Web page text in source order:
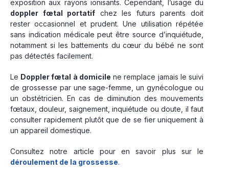
exposition aux rayons ionisants. Cependant, l’usage du
doppler fœtal portatif chez les futurs parents doit
rester occasionnel et prudent. Une utilisation répétée
sans indication médicale peut être source d’inquiétude,
notamment si les battements du cœur du bébé ne sont
pas détectés facilement.
Le Doppler fœtal à domicile ne remplace jamais le suivi
de grossesse par une sage-femme, un gynécologue ou
un obstétricien. En cas de diminution des mouvements
fœtaux, douleur, saignement, inquiétude ou doute, il faut
consulter rapidement plutôt que de se fier uniquement à
un appareil domestique.
Consultez notre article pour en savoir plus sur le
déroulement de la grossesse.